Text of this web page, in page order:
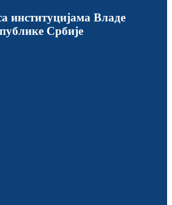
институцијама Владе
Србије